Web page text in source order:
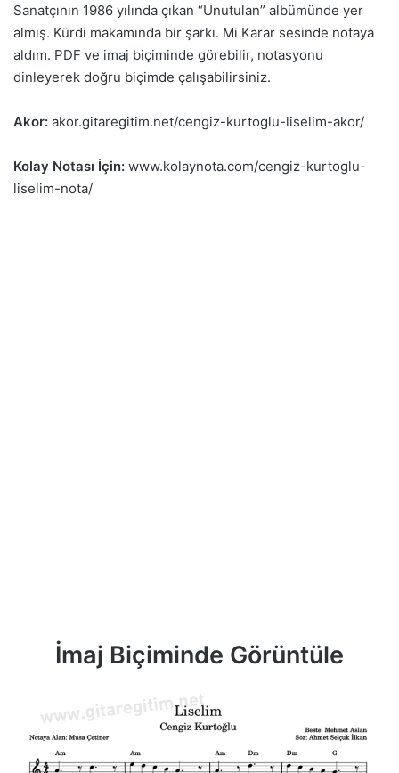
Sanatçının 1986 yılında çıkan “Unutulan” albümünde yer
almış. Kürdi makamında bir şarkı. Mi Karar sesinde notaya
aldım. PDF ve imaj biçiminde görebilir, notasyonu
dinleyerek doğru biçimde çalışabilirsiniz.
Akor: akor.gitaregitim.net/cengiz-kurtoglu-liselim-akor/
Kolay Notası İçin: www.kolaynota.com/cengiz-kurtoglu-
liselim-nota/
İmaj Biçiminde Görüntüle